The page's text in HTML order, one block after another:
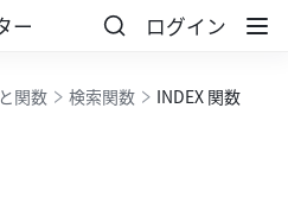
ー ログイン
関数 検索関数 INDEX 関数